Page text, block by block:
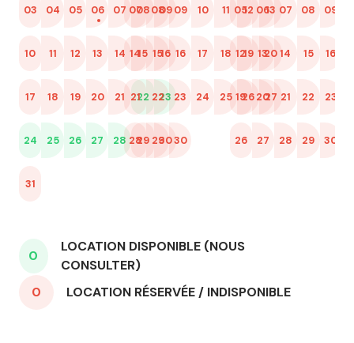
03 04 05 06 07 08 09
10 11 12 13 14 15 16
17 18 19 20 21 22 23
24 25 26 27 28 29 30
31
07 08 09 10 11 12 13
14 15 16 17 18 19 20
21 22 23 24 25 26 27
28 29 30
05 06 07 08 09
12 13 14 15 16
19 20 21 22 23
26 27 28 29 30
0
LOCATION DISPONIBLE (NOUS
CONSULTER)
0
LOCATION RÉSERVÉE / INDISPONIBLE